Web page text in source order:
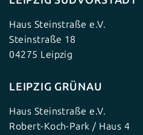
Haus Steinstraße e.V.
Steinstraße 18
04275 Leipzig
LEIPZIG GRÜNAU
Haus Steinstraße e.V.
Robert-Koch-Park / Haus 4